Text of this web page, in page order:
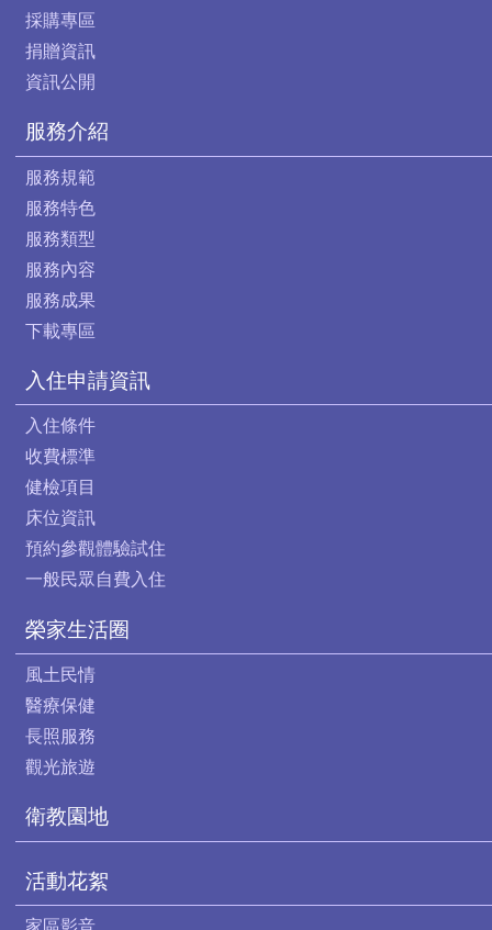
採購專區
捐贈資訊
資訊公開
服務介紹
服務規範
服務特色
服務類型
服務內容
服務成果
下載專區
入住申請資訊
入住條件
收費標準
健檢項目
床位資訊
預約參觀體驗試住
一般民眾自費入住
榮家生活圈
風土民情
醫療保健
長照服務
觀光旅遊
衛教園地
活動花絮